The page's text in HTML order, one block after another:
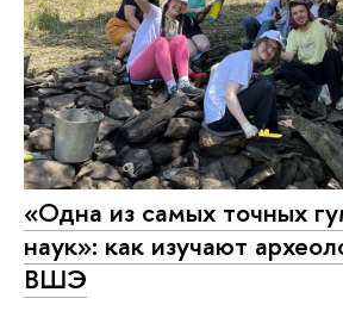
«Одна из самых точных
наук»: как изучают
ВШЭ